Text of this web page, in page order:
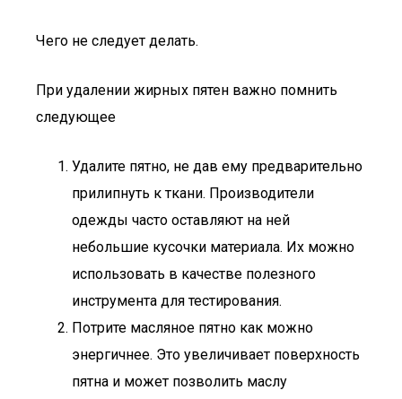
Чего не следует делать.
При удалении жирных пятен важно помнить
следующее
Удалите пятно, не дав ему предварительно
прилипнуть к ткани. Производители
одежды часто оставляют на ней
небольшие кусочки материала. Их можно
использовать в качестве полезного
инструмента для тестирования.
Потрите масляное пятно как можно
энергичнее. Это увеличивает поверхность
пятна и может позволить маслу